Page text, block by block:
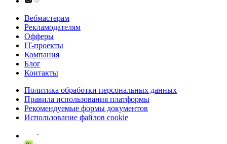
Вебмастерам
Рекламодателям
Офферы
IT-проекты
Компания
Блог
Контакты
Политика обработки персональных данных
Правила использования платформы
Рекомендуемые формы документов
Использование файлов cookie